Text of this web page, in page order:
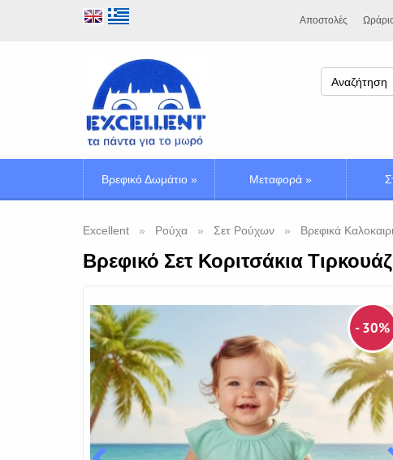
Αποστολές
Βρεφικό Δωμάτιο» Μεταφορά »
Excellent Ρούχα Σετ Ρούχων Βρεφικά
Βρεφικό Σετ Κοριτσάκια Τιρκουάζ
- 30%